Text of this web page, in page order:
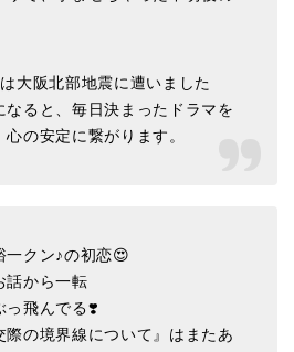
大阪北部地震に遭いました
なると、毎日決まったドラマを
の安定に繋がります。
一クン♪の初恋😍
話から一転
っ飛んでる❣️
際の境界線について』はまたあ